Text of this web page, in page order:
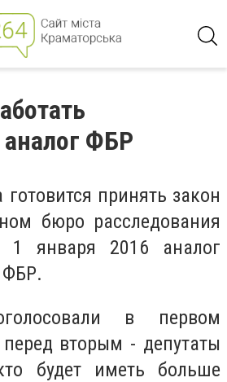
ФБР
принять закон
бюро расследования
1 января 2016 аналог
ФБР.
в первом
вторым - депутаты
будет иметь больше